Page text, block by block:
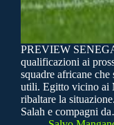
PREVIEW
qualificazioni ai
squadre africane
utili. Egitto vicino ai
ribaltare la
Salah e compagni